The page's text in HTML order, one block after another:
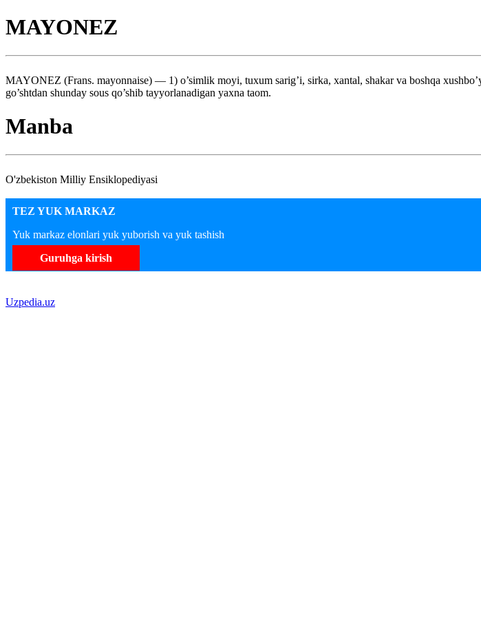
MAYONEZ
MAYONEZ (Frans. mayonnaise) — 1) o’simlik moyi, tuxum sarig’i, sirka, xantal, shakar va boshqa
go’shtdan shunday sous qo’shib tayyorlanadigan yaxna taom.
Manba
O'zbekiston Milliy Ensiklopediyasi
TEZ YUK MARKAZ
Yuk markaz elonlari yuk yuborish va yuk tashish
Guruhga kirish
Uzpedia.uz